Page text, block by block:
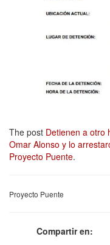
The post Detienen a otro
Omar Alonso y lo
Proyecto Puente.
Proyecto Puente
Compartir en: